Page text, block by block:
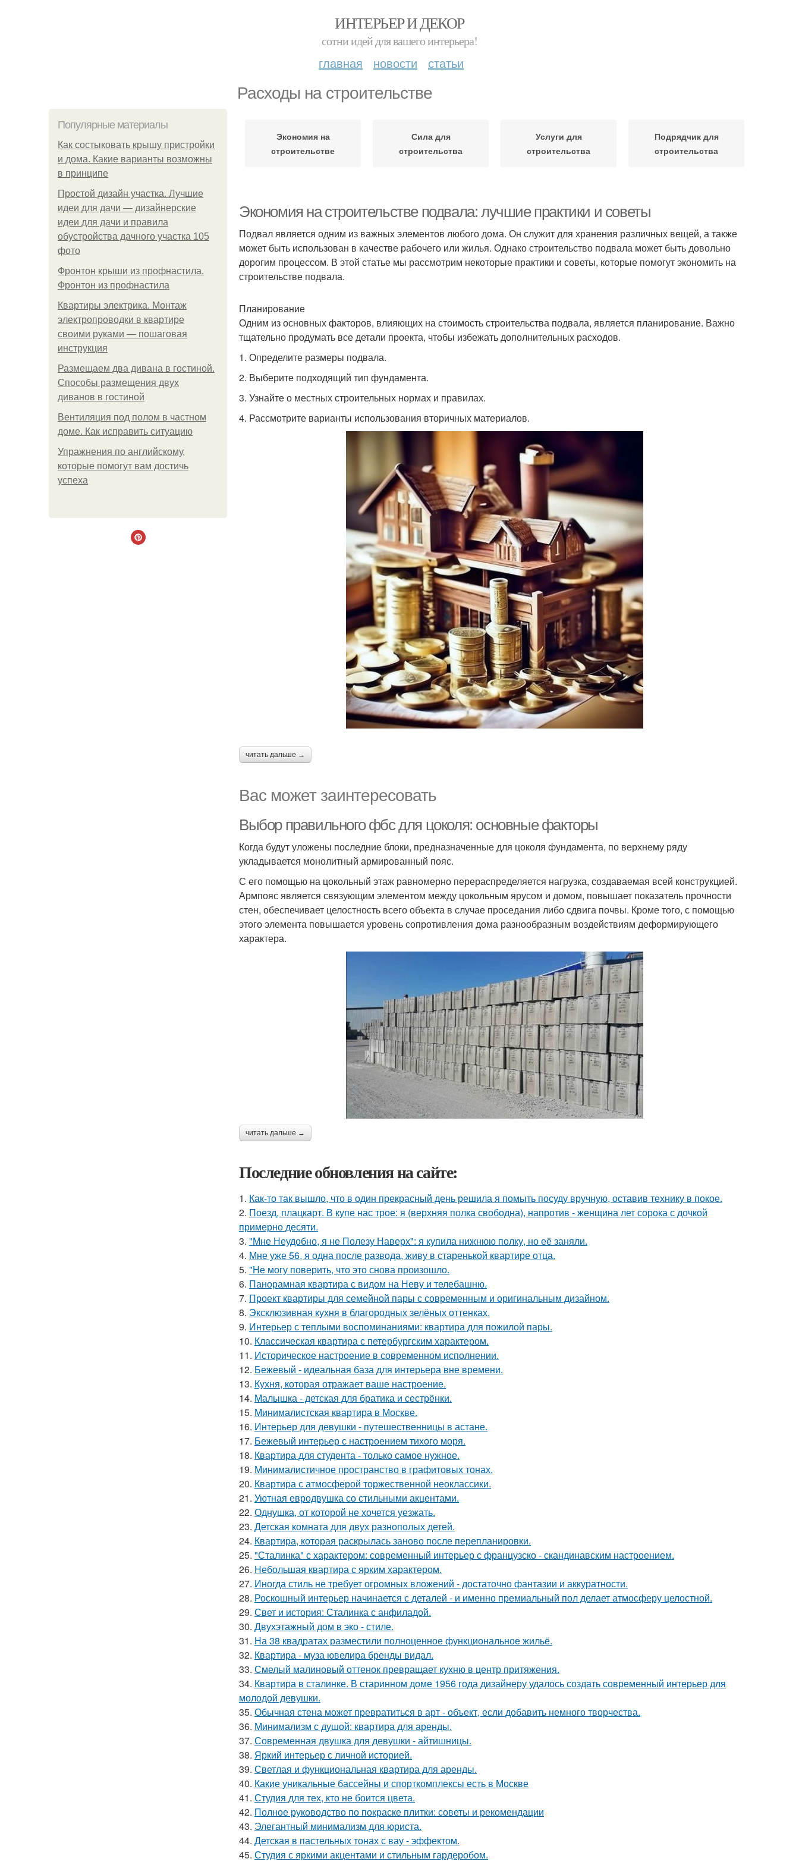
ИНТЕРЬЕР И ДЕКОР
сотни идей для вашего интерьера!
главная новости статьи
Расходы на строительстве
Популярные материалы
Как состыковать крышу пристройки
и дома. Какие варианты возможны
в принципе
Простой дизайн участка. Лучшие
идеи для дачи — дизайнерские
идеи для дачи и правила
обустройства дачного участка 105
фото
Фронтон крыши из профнастила.
Фронтон из профнастила
Квартиры электрика. Монтаж
электропроводки в квартире
своими руками — пошаговая
инструкция
Размещаем два дивана в гостиной.
Способы размещения двух
диванов в гостиной
Вентиляция под полом в частном
доме. Как исправить ситуацию
Упражнения по английскому,
которые помогут вам достичь
успеха
Экономия на
строительстве
Сила для
строительства
Услуги для
строительства
Подрядчик для
строительства
Экономия на строительстве подвала: лучшие практики и советы
Подвал является одним из важных элементов любого дома. Он служит для хранения различных вещей, а также
может быть использован в качестве рабочего или жилья. Однако строительство подвала может быть довольно
дорогим процессом. В этой статье мы рассмотрим некоторые практики и советы, которые помогут экономить на
строительстве подвала.
Планирование
Одним из основных факторов, влияющих на стоимость строительства подвала, является планирование. Важно
тщательно продумать все детали проекта, чтобы избежать дополнительных расходов.
1. Определите размеры подвала.
2. Выберите подходящий тип фундамента.
3. Узнайте о местных строительных нормах и правилах.
4. Рассмотрите варианты использования вторичных материалов.
читать дальше →
Вас может заинтересовать
Выбор правильного фбс для цоколя: основные факторы
Когда будут уложены последние блоки, предназначенные для цоколя фундамента, по верхнему ряду
укладывается монолитный армированный пояс.
С его помощью на цокольный этаж равномерно перераспределяется нагрузка, создаваемая всей конструкцией.
Армпояс является связующим элементом между цокольным ярусом и домом, повышает показатель прочности
стен, обеспечивает целостность всего объекта в случае проседания либо сдвига почвы. Кроме того, с помощью
этого элемента повышается уровень сопротивления дома разнообразным воздействиям деформирующего
характера.
читать дальше →
Последние обновления на сайте:
1. Как-то так вышло, что в один прекрасный день решила я помыть посуду вручную, оставив технику в покое.
2. Поезд, плацкарт. В купе нас трое: я (верхняя полка свободна), напротив - женщина лет сорока с дочкой
примерно десяти.
3. "Мне Неудобно, я не Полезу Наверх": я купила нижнюю полку, но её заняли.
4. Мне уже 56, я одна после развода, живу в старенькой квартире отца.
5. "Не могу поверить, что это снова произошло.
6. Панорамная квартира с видом на Неву и телебашню.
7. Проект квартиры для семейной пары с современным и оригинальным дизайном.
8. Эксклюзивная кухня в благородных зелёных оттенках.
9. Интерьер с теплыми воспоминаниями: квартира для пожилой пары.
10. Классическая квартира с петербургским характером.
11. Историческое настроение в современном исполнении.
12. Бежевый - идеальная база для интерьера вне времени.
13. Кухня, которая отражает ваше настроение.
14. Малышка - детская для братика и сестрёнки.
15. Минималистская квартира в Москве.
16. Интерьер для девушки - путешественницы в астане.
17. Бежевый интерьер с настроением тихого моря.
18. Квартира для студента - только самое нужное.
19. Минималистичное пространство в графитовых тонах.
20. Квартира с атмосферой торжественной неоклассики.
21. Уютная евродвушка со стильными акцентами.
22. Однушка, от которой не хочется уезжать.
23. Детская комната для двух разнополых детей.
24. Квартира, которая раскрылась заново после перепланировки.
25. "Сталинка" с характером: современный интерьер с французско - скандинавским настроением.
26. Небольшая квартира с ярким характером.
27. Иногда стиль не требует огромных вложений - достаточно фантазии и аккуратности.
28. Роскошный интерьер начинается с деталей - и именно премиальный пол делает атмосферу целостной.
29. Свет и история: Сталинка с анфиладой.
30. Двухэтажный дом в эко - стиле.
31. На 38 квадратах разместили полноценное функциональное жильё.
32. Квартира - муза ювелира бренды видал.
33. Смелый малиновый оттенок превращает кухню в центр притяжения.
34. Квартира в сталинке. В старинном доме 1956 года дизайнеру удалось создать современный интерьер для
молодой девушки.
35. Обычная стена может превратиться в арт - объект, если добавить немного творчества.
36. Минимализм с душой: квартира для аренды.
37. Современная двушка для девушки - айтишницы.
38. Яркий интерьер с личной историей.
39. Светлая и функциональная квартира для аренды.
40. Какие уникальные бассейны и спорткомплексы есть в Москве
41. Студия для тех, кто не боится цвета.
42. Полное руководство по покраске плитки: советы и рекомендации
43. Элегантный минимализм для юриста.
44. Детская в пастельных тонах с вау - эффектом.
45. Студия с яркими акцентами и стильным гардеробом.